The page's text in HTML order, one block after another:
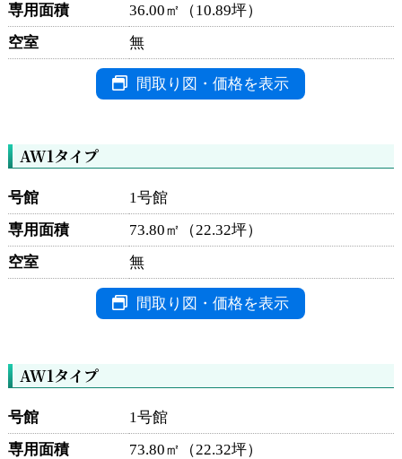
専用面積
36.00㎡（10.89坪）
空室
無
間取り図・価格を表示
AW1タイプ
号館
1号館
専用面積
73.80㎡（22.32坪）
空室
無
間取り図・価格を表示
AW1タイプ
号館
1号館
専用面積
73.80㎡（22.32坪）